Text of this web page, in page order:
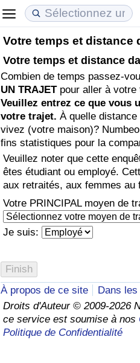
Votre temps et distance
Votre temps et distance
Combien de temps passez-
UN TRAJETpour aller à votre
Veuillez entrez ce que vous
votre trajet. À quelle
vivez (votre maison)?
fins statistiques pour la
Veuillez noter que cette
êtes étudiant ou employé.
aux retraités, aux femmes au
Votre PRINCIPAL moyen de
Je suis:
À propos de ce site
Dans
Droits d'Auteur © 2009-2026
ce service est soumise à nos
Politique de Confidentialité
Coût de la vie
Indice du Coût de la Vie
Indice du Coût de la Vie
Indice du coût de la vie par
à Akaba
Prix de l'immobilier
Indice des Prix de
Indice des Prix de
Indice des Prix de
Qualité de Vie
Indice de Qualité de Vie
Indice de Qualité de Vie
Indice de qualité de vie par
Criminalité
Indice de Criminalité
Indice de Criminalité
Indice de criminalité par pays
Soins de santé
Indice des soins de santé